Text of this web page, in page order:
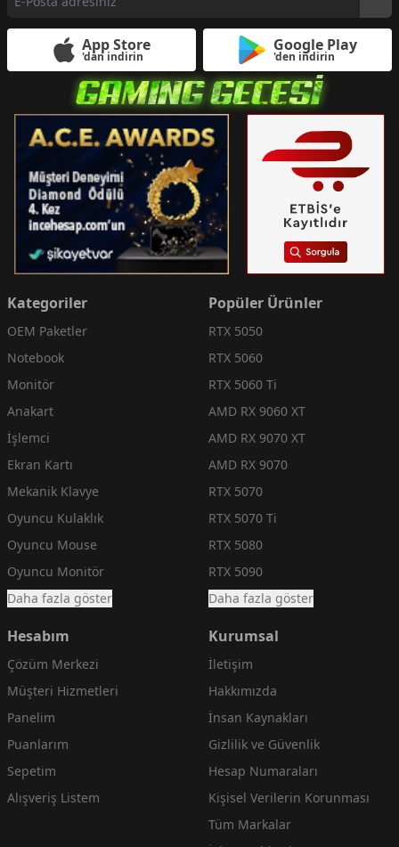
App Store
'dan indirin
Google Play
'den indirin
Kategoriler
OEM Paketler
Notebook
Monitör
Anakart
İşlemci
Ekran Kartı
Mekanik Klavye
Oyuncu Kulaklık
Oyuncu Mouse
Oyuncu Monitör
Daha fazla göster
Popüler Ürünler
RTX 5050
RTX 5060
RTX 5060 Ti
AMD RX 9060 XT
AMD RX 9070 XT
AMD RX 9070
RTX 5070
RTX 5070 Ti
RTX 5080
RTX 5090
Daha fazla göster
Hesabım
Çözüm Merkezi
Müşteri Hizmetleri
Panelim
Puanlarım
Sepetim
Alışveriş Listem
Kurumsal
İletişim
Hakkımızda
İnsan Kaynakları
Gizlilik ve Güvenlik
Hesap Numaraları
Kişisel Verilerin Korunması
Tüm Markalar